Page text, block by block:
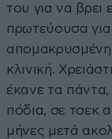
του για να βρει
πρωτεύουσα
απομακρυσμένη
κλινική.
έκανε τα
πόδια, σε τσεκ
μήνες μετά